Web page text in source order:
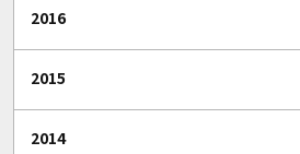
2016
2015
2014